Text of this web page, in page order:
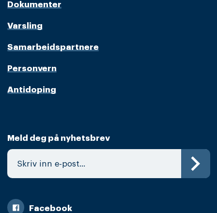
Dokumenter
Varsling
Samarbeidspartnere
Personvern
Antidoping
Meld deg på nyhetsbrev
Facebook